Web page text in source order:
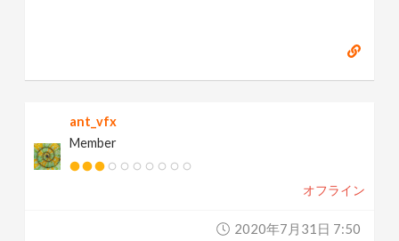
ant_vfx
Member
オフライン
2020年7月31日 7:50